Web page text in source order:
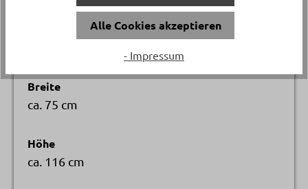
Versand & Lieferung
Breite
ca. 75 cm
Höhe
ca. 116 cm
Alle Cookies akzeptieren
- Impressum